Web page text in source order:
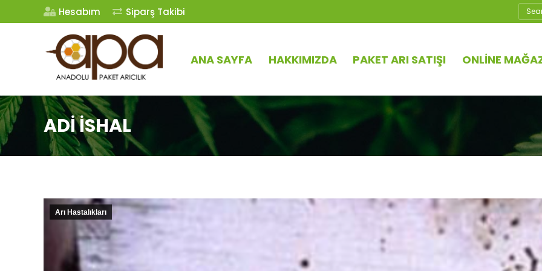
Hesabım Siparş Takibi Ara
ANA SAYFA HAKKIMIZDA PAKET ARI SATIŞI ONLINE
ADI İSHAL
Arı Hastalıkları